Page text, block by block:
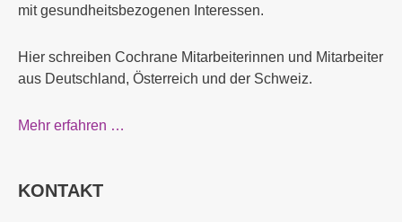
mit gesundheitsbezogenen Interessen.
Hier schreiben Cochrane Mitarbeiterinnen und Mitarbeiter
aus Deutschland, Österreich und der Schweiz.
Mehr erfahren …
KONTAKT